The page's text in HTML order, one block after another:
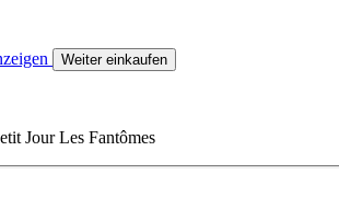
Weiter einkaufen
Jour Les Fantômes